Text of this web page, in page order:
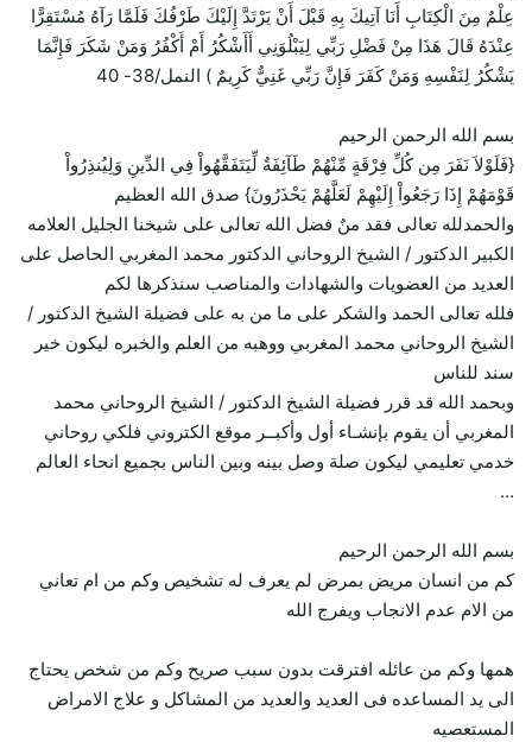
عِلْمٌ مِنَ الْكِتَابِ أَنَا آتِيكَ بِهِ قَبْلَ أَنْ يَرْتَدَّ إِلَيْكَ طَرْفُكَ فَلَمَّا رَآهُ مُسْتَقِرًّا
عِنْدَهُ قَالَ هَذَا مِنْ فَضْلِ رَبِّي لِيَبْلُوَنِي أَأَشْكُرُ أَمْ أَكْفُرُ وَمَنْ شَكَرَ فَإِنَّمَا
يَشْكُرُ لِنَفْسِهِ وَمَنْ كَفَرَ فَإِنَّ رَبِّي غَنِيٌّ كَرِيمٌ ) النمل/38- 40
بسم الله الرحمن الرحيم
{فَلَوْلاَ نَفَرَ مِن كُلِّ فِرْقَةٍ مِّنْهُمْ طَآئِفَةٌ لِّيَتَفَقَّهُواْ فِي الدِّينِ وَلِيُنذِرُواْ
قَوْمَهُمْ إِذَا رَجَعُواْ إِلَيْهِمْ لَعَلَّهُمْ يَحْذَرُونَ} صدق الله العظيم
والحمدلله تعالى فقد منٌ فضل الله تعالى على شيخنا الجليل العلامه
الكبير الدكتور / الشيخ الروحاني الدكتور محمد المغربي الحاصل على
العديد من العضويات والشهادات والمناصب سنذكرها لكم
فلله تعالى الحمد والشكر على ما من به على فضيلة الشيخ الدكتور /
الشيخ الروحاني محمد المغربي ووهبه من العلم والخبره ليكون خير
سند للناس
وبحمد الله قد قرر فضيلة الشيخ الدكتور / الشيخ الروحاني محمد
المغربي أن يقوم بإنشـاء أول وأكبــر موقع الكتروني فلكي روحاني
خدمي تعليمي ليكون صلة وصل بينه وبين الناس بجميع انحاء العالم
…
بسم الله الرحمن الرحيم
كم من انسان مريض بمرض لم يعرف له تشخيص وكم من ام تعاني
من الام عدم الانجاب ويفرج الله
همها وكم من عائله افترقت بدون سبب صريح وكم من شخص يحتاج
الى يد المساعده فى العديد والعديد من المشاكل و علاج الامراض
المستعصيه